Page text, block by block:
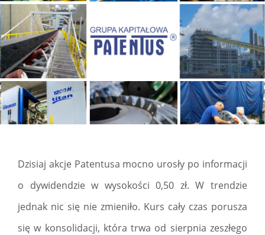
Dzisiaj akcje Patentusa mocno urosły po informacji
o dywidendzie w wysokości 0,50 zł. W trendzie
jednak nic się nie zmieniło. Kurs cały czas porusza
się w konsolidacji, która trwa od sierpnia zeszłego